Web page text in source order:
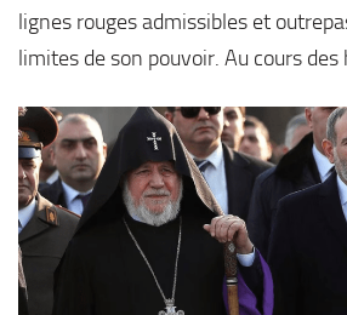
lignes rouges admissibles et
limites de son pouvoir. Au cours